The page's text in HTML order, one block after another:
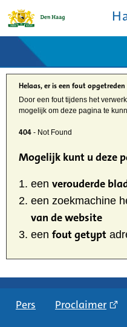
Home
Nieuws
Ontdek de stad
De studiezaal
Bronnen en collecties
Over ons
Contact
Helaas, er is een fout opgetreden
Door een fout tijdens het
mogelijk om deze pagina te
404 - Not Found
Mogelijk kunt u deze
een verouderde
een zoekmachine
van de website
een fout getypt
Pers Proclaimer